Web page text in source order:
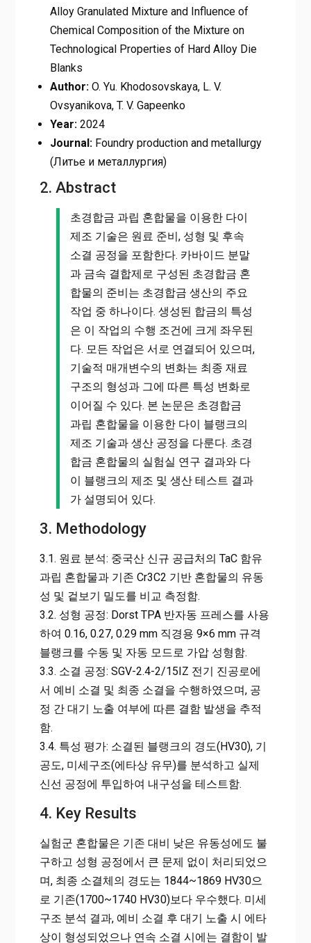
Alloy Granulated Mixture and Influence of
Chemical Composition of the Mixture on
Technological Properties of Hard Alloy Die
Blanks
Author:O. Yu. Khodosovskaya, L. V.
Ovsyanikova, T. V. Gapeenko
Year:2024
Journal:Foundry production and metallurgy
(Литье и металлургия)
2. Abstract
초경합금 과립 혼합물을 이용한 다이
제조 기술은 원료 준비, 성형 및 후속
소결 공정을 포함한다. 카바이드 분말
과 금속 결합제로 구성된 초경합금 혼
합물의 준비는 초경합금 생산의 주요
작업 중 하나이다. 생성된 합금의 특성
은 이 작업의 수행 조건에 크게 좌우된
다. 모든 작업은 서로 연결되어 있으며,
기술적 매개변수의 변화는 최종 재료
구조의 형성과 그에 따른 특성 변화로
이어질 수 있다. 본 논문은 초경합금
과립 혼합물을 이용한 다이 블랭크의
제조 기술과 생산 공정을 다룬다. 초경
합금 혼합물의 실험실 연구 결과와 다
이 블랭크의 제조 및 생산 테스트 결과
가 설명되어 있다.
3. Methodology
3.1. 원료 분석: 중국산 신규 공급처의 TaC 함유
과립 혼합물과 기존 Cr3C2 기반 혼합물의 유동
성 및 겉보기 밀도를 비교 측정함.
3.2. 성형 공정: Dorst TPA 반자동 프레스를 사용
하여 0.16, 0.27, 0.29 mm 직경용 9×6 mm 규격
블랭크를 수동 및 자동 모드로 가압 성형함.
3.3. 소결 공정: SGV-2.4-2/15IZ 전기 진공로에
서 예비 소결 및 최종 소결을 수행하였으며, 공
정 간 대기 노출 여부에 따른 결함 발생을 추적
함.
3.4. 특성 평가: 소결된 블랭크의 경도(HV30), 기
공도, 미세구조(에타상 유무)를 분석하고 실제
신선 공정에 투입하여 내구성을 테스트함.
4. Key Results
실험군 혼합물은 기존 대비 낮은 유동성에도 불
구하고 성형 공정에서 큰 문제 없이 처리되었으
며, 최종 소결체의 경도는 1844~1869 HV30으
로 기존(1700~1740 HV30)보다 우수했다. 미세
구조 분석 결과, 예비 소결 후 대기 노출 시 에타
상이 형성되었으나 연속 소결 시에는 결함이 발